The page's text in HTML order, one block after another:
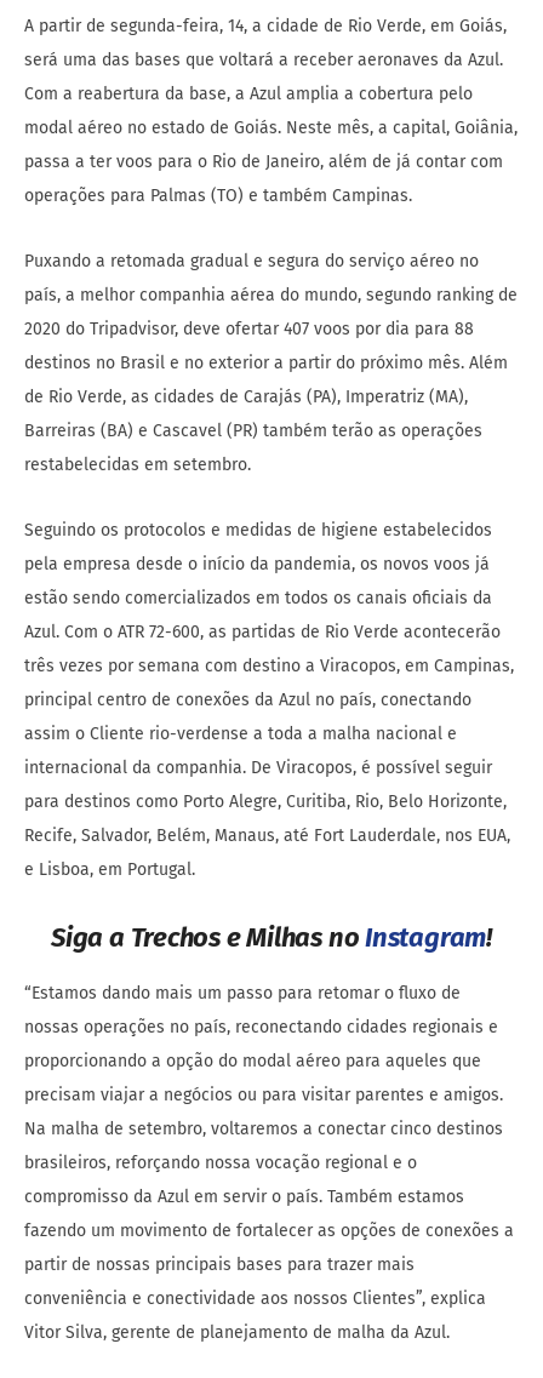
A partir de segunda-feira, 14, a cidade de Rio Verde, em Goiás,
será uma das bases que voltará a receber aeronaves da Azul.
Com a reabertura da base, a Azul amplia a cobertura pelo
modal aéreo no estado de Goiás. Neste mês, a capital, Goiânia,
passa a ter voos para o Rio de Janeiro, além de já contar com
operações para Palmas (TO) e também Campinas.
Puxando a retomada gradual e segura do serviço aéreo no
país, a melhor companhia aérea do mundo, segundo ranking de
2020 do Tripadvisor, deve ofertar 407 voos por dia para 88
destinos no Brasil e no exterior a partir do próximo mês. Além
de Rio Verde, as cidades de Carajás (PA), Imperatriz (MA),
Barreiras (BA) e Cascavel (PR) também terão as operações
restabelecidas em setembro.
Seguindo os protocolos e medidas de higiene estabelecidos
pela empresa desde o início da pandemia, os novos voos já
estão sendo comercializados em todos os canais oficiais da
Azul. Com o ATR 72-600, as partidas de Rio Verde acontecerão
três vezes por semana com destino a Viracopos, em Campinas,
principal centro de conexões da Azul no país, conectando
assim o Cliente rio-verdense a toda a malha nacional e
internacional da companhia. De Viracopos, é possível seguir
para destinos como Porto Alegre, Curitiba, Rio, Belo Horizonte,
Recife, Salvador, Belém, Manaus, até Fort Lauderdale, nos EUA,
e Lisboa, em Portugal.
Siga a Trechos e Milhas noInstagram!
“Estamos dando mais um passo para retomar o fluxo de
nossas operações no país, reconectando cidades regionais e
proporcionando a opção do modal aéreo para aqueles que
precisam viajar a negócios ou para visitar parentes e amigos.
Na malha de setembro, voltaremos a conectar cinco destinos
brasileiros, reforçando nossa vocação regional e o
compromisso da Azul em servir o país. Também estamos
fazendo um movimento de fortalecer as opções de conexões a
partir de nossas principais bases para trazer mais
conveniência e conectividade aos nossos Clientes”, explica
Vitor Silva, gerente de planejamento de malha da Azul.